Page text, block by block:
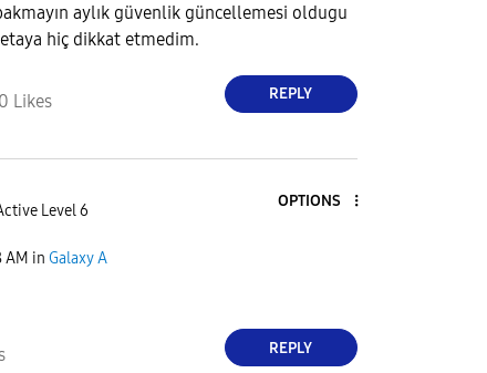
aylık güvenlik güncellemesi oldugu
hiç dikkat etmedim.
0 Likes REPLY
Level 6
OPTIONS
AM in Galaxy A
REPLY